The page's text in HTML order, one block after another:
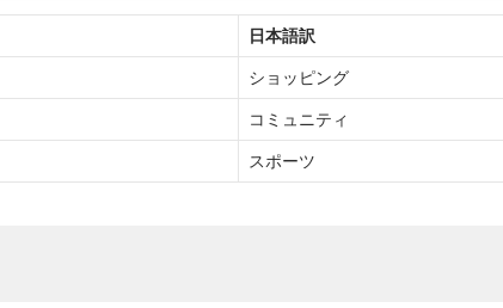
日本語訳
ショッピング
コミュニティ
スポーツ